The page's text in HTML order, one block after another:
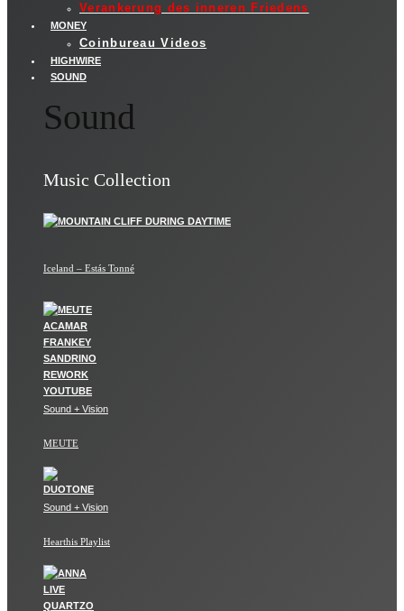
Verankerung des inneren Friedens
MONEY
Coinbureau Videos
HIGHWIRE
SOUND
Sound
Music Collection
Iceland – Estás Tonné
Sound + Vision
MEUTE
Sound + Vision
Hearthis Playlist